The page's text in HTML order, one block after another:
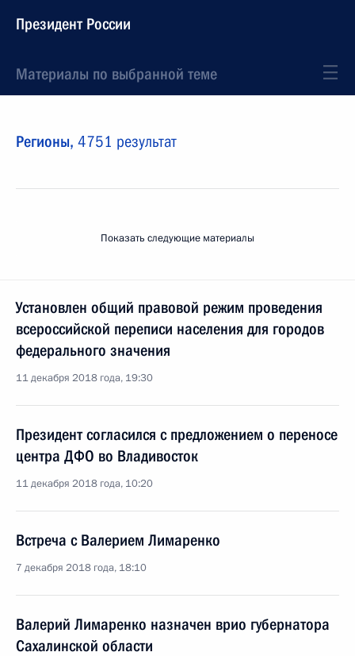
Президент России
Материалы по выбранной теме
Регионы, 4751 результат
Показать следующие материалы
Установлен общий правовой режим проведения
всероссийской переписи населения для городов
федерального значения
11 декабря 2018 года, 19:30
Президент согласился с предложением о переносе
центра ДФО во Владивосток
11 декабря 2018 года, 10:20
Встреча с Валерием Лимаренко
7 декабря 2018 года, 18:10
Валерий Лимаренко назначен врио губернатора
Сахалинской области